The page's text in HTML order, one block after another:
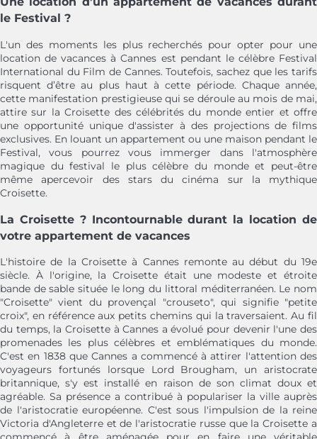
le Festival ?
L'un des moments les plus recherchés pour opter pour une
location de vacances à Cannes est pendant le célèbre Festival
International du Film de Cannes. Toutefois, sachez que les tarifs
risquent d’être au plus haut à cette période. Chaque année,
cette manifestation prestigieuse qui se déroule au mois de mai,
attire sur la Croisette des célébrités du monde entier et offre
une opportunité unique d'assister à des projections de films
exclusives. En louant un appartement ou une maison pendant le
Festival, vous pourrez vous immerger dans l'atmosphère
magique du festival le plus célèbre du monde et peut-être
même apercevoir des stars du cinéma sur la mythique
Croisette.
La Croisette ? Incontournable durant la location de
votre appartement de vacances
L'histoire de la Croisette à Cannes remonte au début du 19e
siècle. À l'origine, la Croisette était une modeste et étroite
bande de sable située le long du littoral méditerranéen. Le nom
"Croisette" vient du provençal "crouseto", qui signifie "petite
croix", en référence aux petits chemins qui la traversaient. Au fil
du temps, la Croisette à Cannes a évolué pour devenir l'une des
promenades les plus célèbres et emblématiques du monde.
C'est en 1838 que Cannes a commencé à attirer l'attention des
voyageurs fortunés lorsque Lord Brougham, un aristocrate
britannique, s'y est installé en raison de son climat doux et
agréable. Sa présence a contribué à populariser la ville auprès
de l'aristocratie européenne. C'est sous l'impulsion de la reine
Victoria d'Angleterre et de l'aristocratie russe que la Croisette a